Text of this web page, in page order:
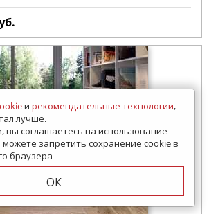
и рекомендательные технологии,
лучше.
вы соглашаетесь на использование
запретить сохранение cookie в
браузера
ОК